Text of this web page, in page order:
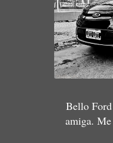
Bello
amiga.